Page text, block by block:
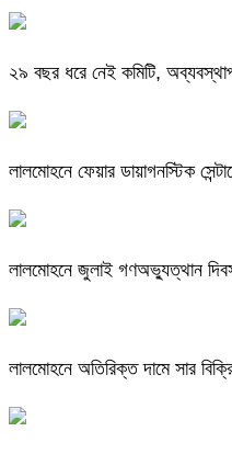
২৯ বছর ধরে নেই কমিটি,
লালমোহনে ফেয়ার ডায়াগনস্টিক
লালমোহনে জুলাই গণঅভ্যুত্থান
লালমোহনে অতিরিক্ত দামে সার